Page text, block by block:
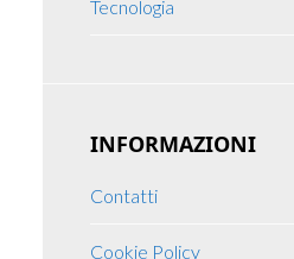
Tecnologia
INFORMAZIONI
Contatti
Cookie Policy